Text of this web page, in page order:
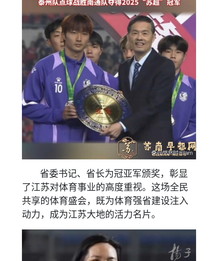
省委书记、省长为冠亚军颁奖，彰显
了江苏对体育事业的高度重视。这场全民
共享的体育盛会，既为体育强省建设注入
动力，成为江苏大地的活力名片。